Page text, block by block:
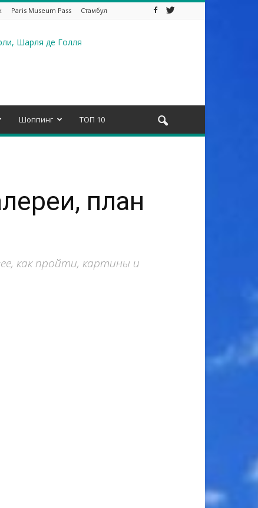
Paris Museum Pass Стамбул
Шоппинг ТОП 10
план
как пройти, картины и